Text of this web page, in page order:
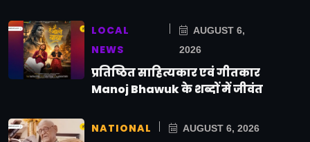
LOCAL
NEWS
AUGUST 6,
2026
प्रतिष्ठित साहित्यकार एवं गीतकार
Manoj Bhawuk के शब्दों में जीवंत
NATIONAL AUGUST 6, 2026